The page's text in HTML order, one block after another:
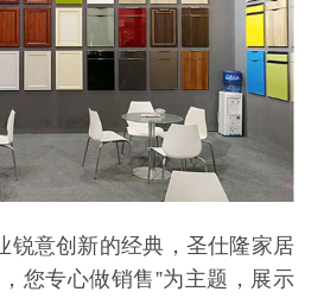
锐意创新的经典，圣仕隆家居
您专心做销售”为主题，展示